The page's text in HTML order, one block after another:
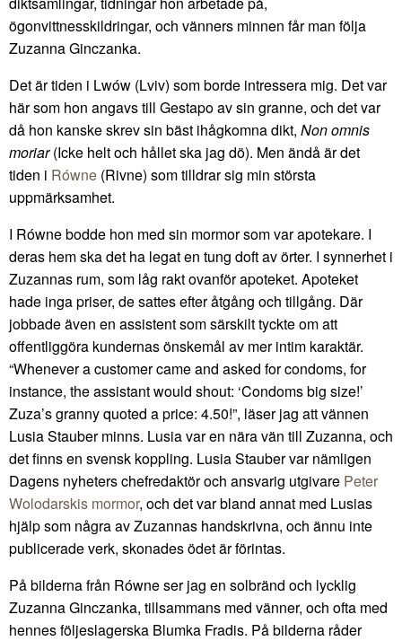
ögonvittnesskildringar, och vänners minnen får man följa
Zuzanna Ginczanka.
Det är tiden i Lwów (Lviv) som borde intressera mig. Det var
här som hon angavs till Gestapo av sin granne, och det var
då hon kanske skrev sin bäst ihågkomna dikt, Non omnis
moriar(Icke helt och hållet ska jag dö). Men ändå är det
tiden i Równe (Rivne) som tilldrar sig min största
uppmärksamhet.
I Równe bodde hon med sin mormor som var apotekare. I
deras hem ska det ha legat en tung doft av örter. I synnerhet i
Zuzannas rum, som låg rakt ovanför apoteket. Apoteket
hade inga priser, de sattes efter åtgång och tillgång. Där
jobbade även en assistent som särskilt tyckte om att
offentliggöra kundernas önskemål av mer intim karaktär.
“Whenever a customer came and asked for condoms, for
instance, the assistant would shout: ‘Condoms big size!’
Zuza’s granny quoted a price: 4.50!”, läser jag att vännen
Lusia Stauber minns. Lusia var en nära vän till Zuzanna, och
det finns en svensk koppling. Lusia Stauber var nämligen
Dagens nyheters chefredaktör och ansvarig utgivare Peter
Wolodarskis mormor, och det var bland annat med Lusias
hjälp som några av Zuzannas handskrivna, och ännu inte
publicerade verk, skonades ödet är förintas.
På bilderna från Równe ser jag en solbränd och lycklig
Zuzanna Ginczanka, tillsammans med vänner, och ofta med
hennes följeslagerska Blumka Fradis. På bilderna råder